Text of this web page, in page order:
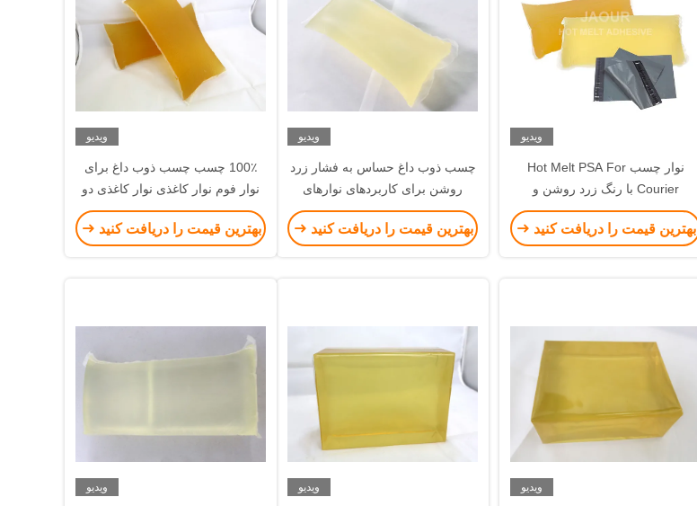
ویدیو
نوار چسب Hot Melt PSA For
Courier با رنگ زرد روشن و
چسبندگی خوب
بهترین قیمت را دریافت کنید
ویدیو
چسب ذوب داغ حساس به فشار زرد
روشن برای کاربردهای نوارهای
صنعتی
بهترین قیمت را دریافت کنید
ویدیو
100٪ چسب چسب ذوب داغ برای
نوار فوم نوار کاغذی نوار کاغذی دو
طرفه
بهترین قیمت را دریافت کنید
ویدیو ویدیو ویدیو